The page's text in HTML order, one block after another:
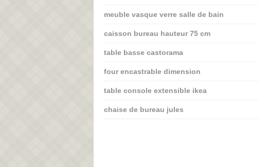
meuble vasque verre salle de bain
caisson bureau hauteur 75 cm
table basse castorama
four encastrable dimension
table console extensible ikea
chaise de bureau jules